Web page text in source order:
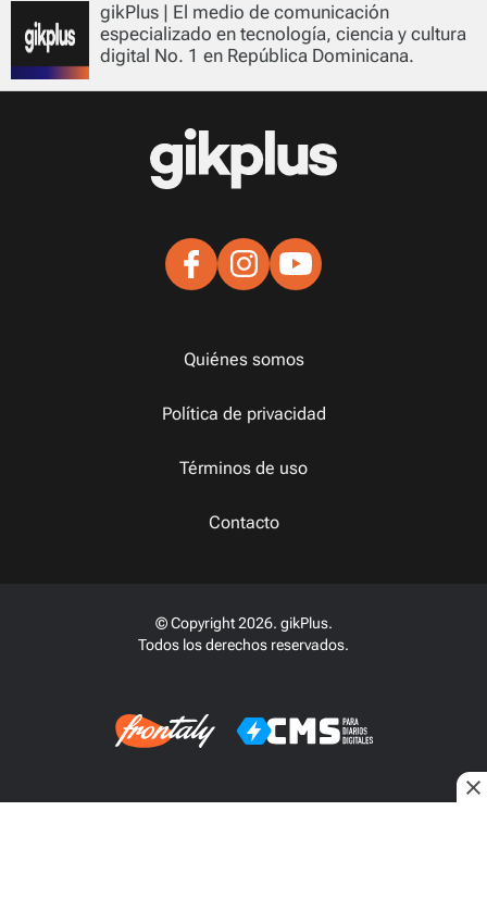
gikPlus | El medio de comunicación
especializado en tecnología, ciencia y cultura
digital No. 1 en República Dominicana.
Quiénes somos
Política de privacidad
Términos de uso
Contacto
© Copyright 2026. gikPlus.
Todos los derechos reservados.